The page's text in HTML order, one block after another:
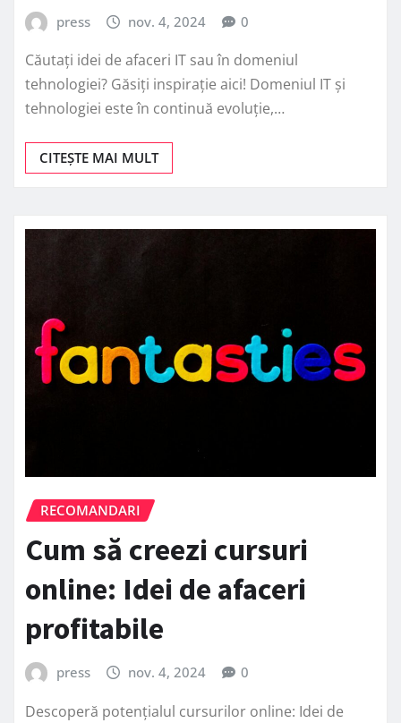
press nov. 4, 2024 0
Căutați idei de afaceri IT sau în domeniul
tehnologiei? Găsiți inspirație aici! Domeniul IT și
tehnologiei este în continuă evoluție,…
CITEȘTE MAI MULT
RECOMANDARI
Cum să creezi cursuri
online: Idei de afaceri
profitabile
press nov. 4, 2024 0
Descoperă potențialul cursurilor online: Idei de